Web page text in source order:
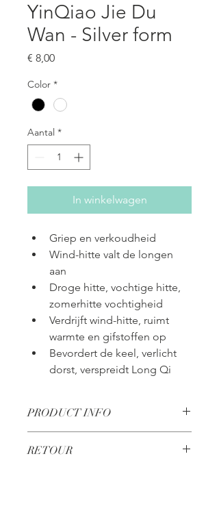
YinQiao Jie Du
Wan - Silver form
€ 8,00Prijs
Color *
Aantal *
In winkelwagen
Griep en verkoudheid
Wind-hitte valt de longen
aan
Droge hitte, vochtige hitte,
zomerhitte vochtigheid
Verdrijft wind-hitte, ruimt
warmte en gifstoffen op
Bevordert de keel, verlicht
dorst, verspreidt Long Qi
PRODUCT INFO
kruidenpreparaat
RETOUR